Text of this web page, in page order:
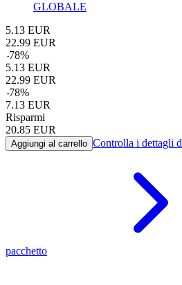
GLOBALE
5.13 EUR
22.99 EUR
-78%
5.13 EUR
22.99 EUR
-78%
7.13 EUR
Risparmi
20.85 EUR
Aggiungi al carrello Controlla i dettagli
pacchetto